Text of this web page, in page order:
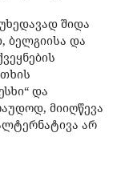
შიდა
ბელგიისა და
და
მიიღწევა
არ